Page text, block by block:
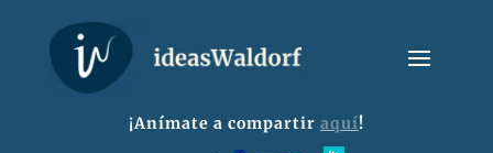
¡Anímate a compartir aquí!